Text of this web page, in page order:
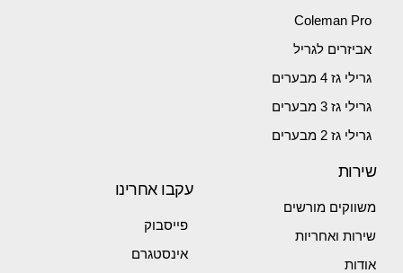
Coleman Pro
אביזרים לגריל
גרילי גז 4 מבערים
גרילי גז 3 מבערים
גרילי גז 2 מבערים
שירות
משווקים מורשים
שירות ואחריות
אודות
עקבו אחרינו
פייסבוק
אינסטגרם